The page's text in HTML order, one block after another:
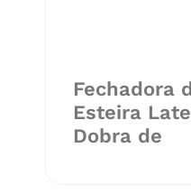
Fechadora
Esteira
Dobra de